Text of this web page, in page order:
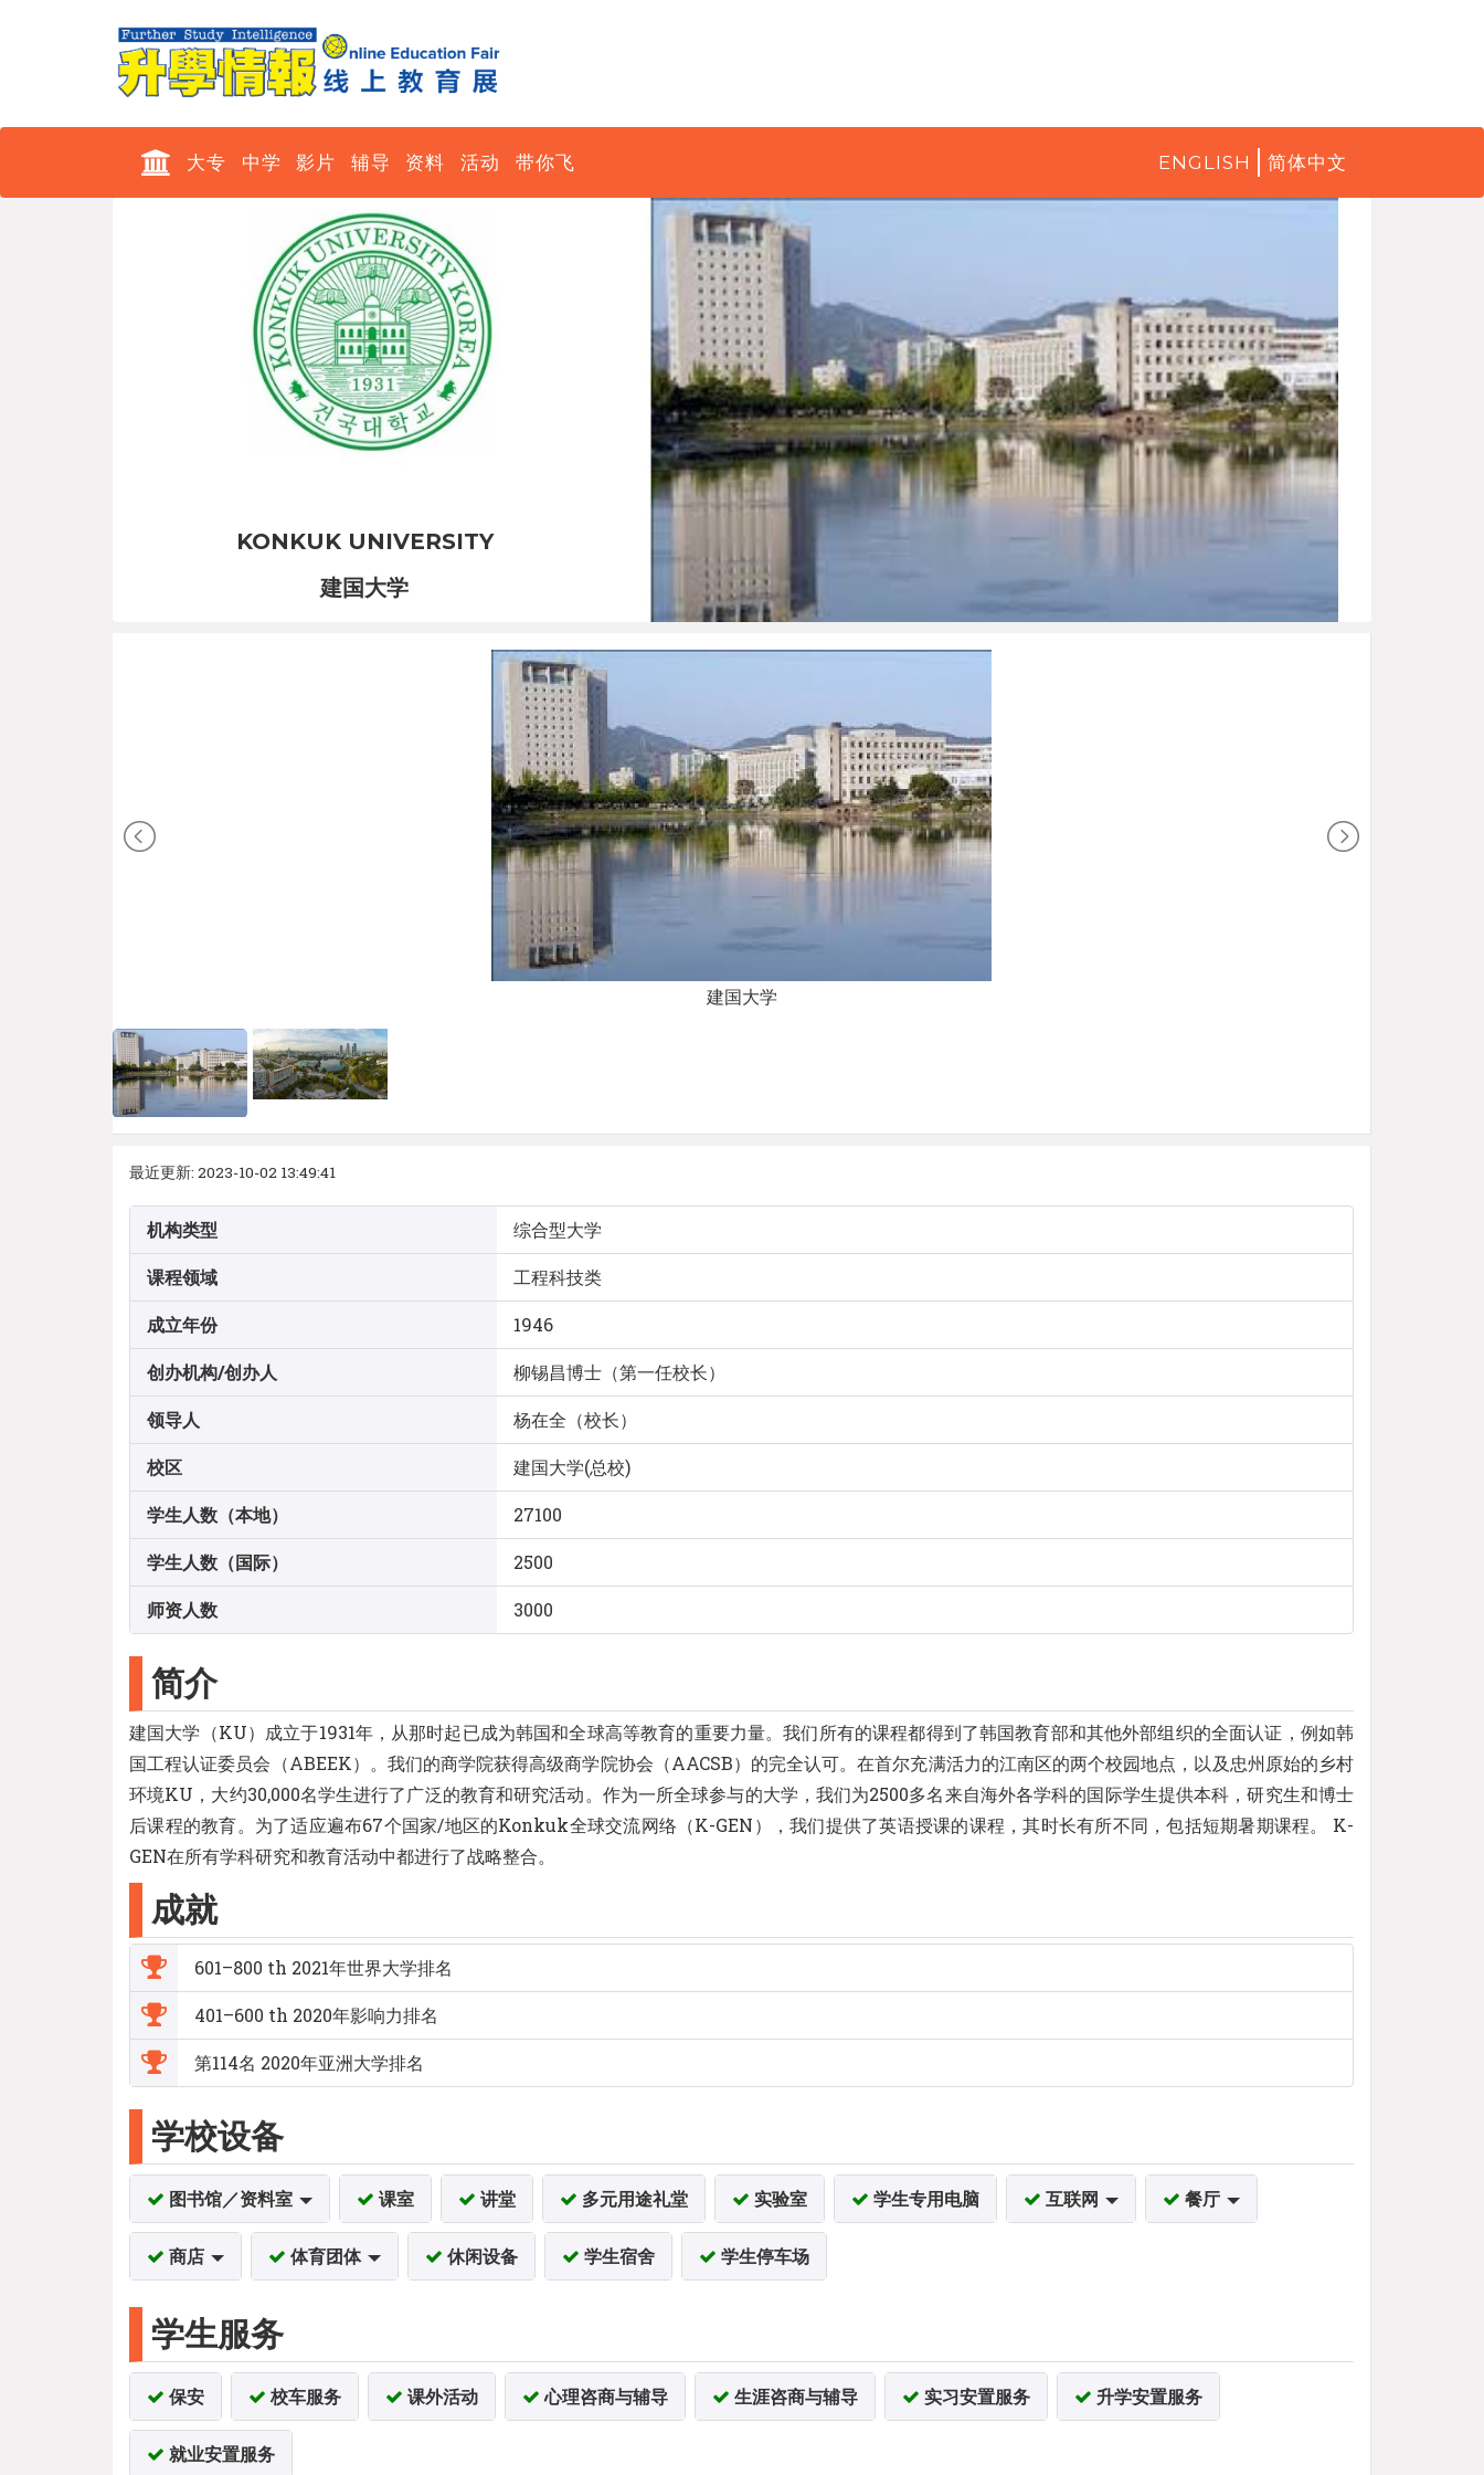
大专 中学 影片 辅导 资料 活动 带你飞 ENGLISH 简体中文
KONKUK UNIVERSITY
建国大学
建国大学
最近更新: 2023-10-02 13:49:41
机构类型 综合型大学
课程领域 工程科技类
成立年份 1946
创办机构/创办人 柳锡昌博士（第一任校长）
领导人 杨在全（校长）
校区 建国大学(总校)
学生人数（本地） 27100
学生人数（国际） 2500
师资人数 3000
简介
建国大学（KU）成立于1931年，从那时起已成为韩国和全球高等教育的重要力量。我们所有的课程都得到了韩国教育部和其他外部组织的全面认证，例如韩
国工程认证委员会（ABEEK）。我们的商学院获得高级商学院协会（AACSB）的完全认可。在首尔充满活力的江南区的两个校园地点，以及忠州原始的乡村
环境KU，大约30,000名学生进行了广泛的教育和研究活动。作为一所全球参与的大学，我们为2500多名来自海外各学科的国际学生提供本科，研究生和博士
后课程的教育。为了适应遍布67个国家/地区的Konkuk全球交流网络（K-GEN），我们提供了英语授课的课程，其时长有所不同，包括短期暑期课程。 K-
GEN在所有学科研究和教育活动中都进行了战略整合。
成就
601–800 th 2021年世界大学排名
401–600 th 2020年影响力排名
第114名 2020年亚洲大学排名
学校设备
图书馆／资料室 课室 讲堂 多元用途礼堂 实验室 学生专用电脑 互联网 餐厅
商店 体育团体 休闲设备 学生宿舍 学生停车场
学生服务
保安 校车服务 课外活动 心理咨商与辅导 生涯咨商与辅导 实习安置服务 升学安置服务
就业安置服务